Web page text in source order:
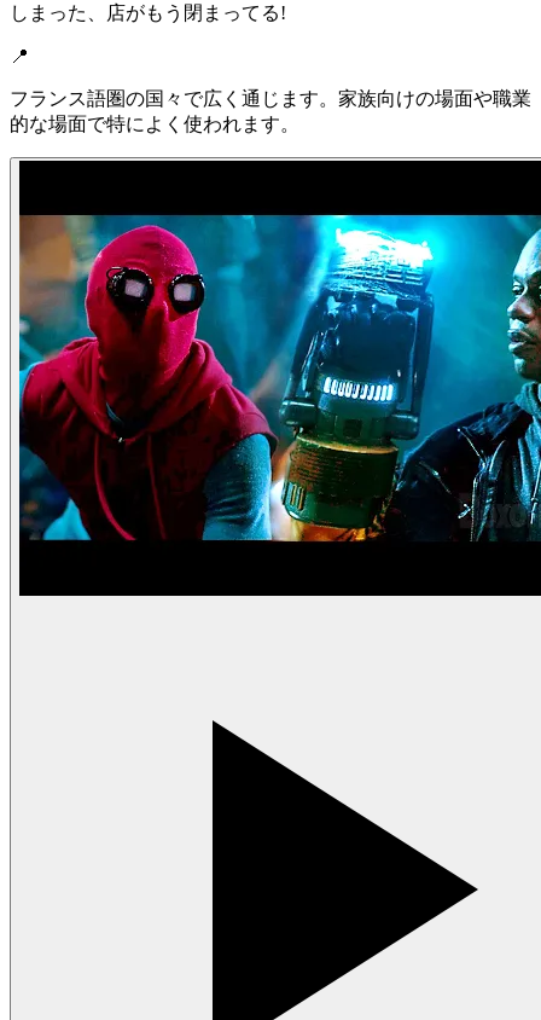
しまった、店がもう閉まってる!
📍
フランス語圏の国々で広く通じます。家族向けの場面や職業
的な場面で特によく使われます。